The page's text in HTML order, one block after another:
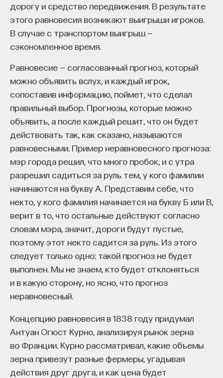
дорогу и средство передвижения. В результате
этого равновесия возникают выигрыши игроков.
В случае с транспортом выигрыш —
сэкономленное время.
Равновесие — согласованный прогноз, который
можно объявить вслух, и каждый игрок,
сопоставив информацию, поймет, что сделал
правильный выбор. Прогнозы, которые можно
объявить, а после каждый решит, что он будет
действовать так, как сказано, называются
равновесными. Пример неравновесного прогноза:
мэр города решил, что много пробок, и с утра
разрешил садиться за руль тем, у кого фамилии
начинаются на букву А. Представим себе, что
некто, у кого фамилия начинается на букву Б или В,
верит в то, что остальные действуют согласно
словам мэра, значит, дороги будут пустые,
поэтому этот некто садится за руль. Из этого
следует только одно: такой прогноз не будет
выполнен. Мы не знаем, кто будет отклоняться
и в какую сторону, но ясно, что прогноз
неравновесный.
Концепцию равновесия в 1838 году придумал
Антуан Огюст Курно, анализируя рынок зерна
во Франции. Курно рассматривал, какие объемы
зерна привезут разные фермеры, угадывая
действия друг друга, и как цена будет